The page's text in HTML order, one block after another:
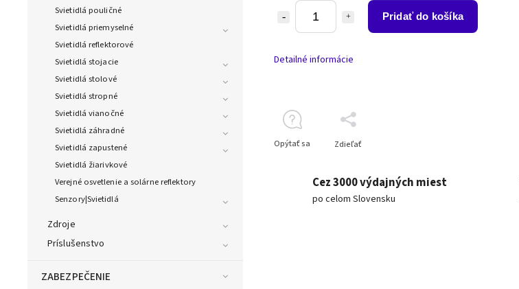
Svietidlá pouličné
Svietidlá priemyselné
Svietidlá reflektorové
Svietidlá stojacie
Svietidlá stolové
Svietidlá stropné
Svietidlá vianočné
Svietidlá záhradné
Svietidlá zapustené
Svietidlá žiarivkové
Verejné osvetlenie a solárne reflektory
Senzory|Svietidlá
Zdroje
Príslušenstvo
ZABEZPEČENIE
Pridať do košíka
Detailné informácie
Opýtať sa Zdieľať
Cez 3000 výdajných miest
po celom Slovensku